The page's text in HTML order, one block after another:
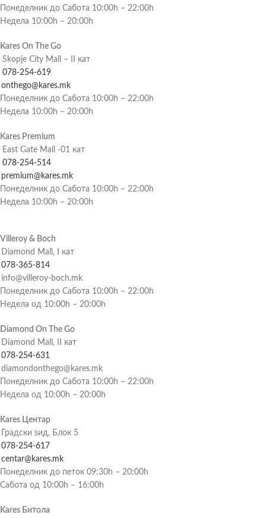
Понеделник до Сабота 10:00h – 22:00h
Недела 10:00h – 20:00h
Kares On The Go
Skopje City Mall – II кат
078-254-619
onthego@kares.mk
Понеделник до Сабота 10:00h – 22:00h
Недела 10:00h – 20:00h
Kares Premium
East Gate Mall -01 кат
078-254-514
premium@kares.mk
Понеделник до Сабота 10:00h – 22:00h
Недела 10:00h – 20:00h
Villeroy & Boch
Diamond Mall, I кат
078-365-814
info@villeroy-boch.mk
Понеделник до Сабота 10:00h – 22:00h
Недела од 10:00h – 20:00h
Diamond On The Go
Diamond Mall, II кат
078-254-631
diamondonthego@kares.mk
Понеделник до Сабота 10:00h – 22:00h
Недела од 10:00h – 20:00h
Kares Центар
Градски ѕид, Блок 5
078-254-617
centar@kares.mk
Понеделник до петок 09:30h – 20:00h
Сабота од 10:00h – 16:00h
Kares Битола